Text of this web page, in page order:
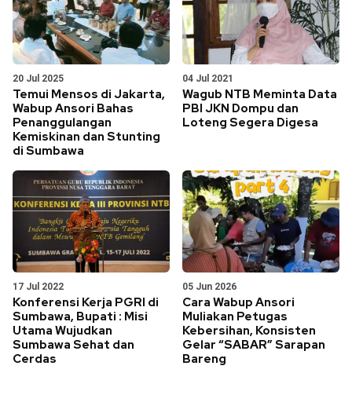
20 Jul 2025
Temui Mensos di Jakarta,
Wabup Ansori Bahas
Penanggulangan
Kemiskinan dan Stunting
di Sumbawa
04 Jul 2021
Wagub NTB Meminta Data
PBI JKN Dompu dan
Loteng Segera Digesa
17 Jul 2022
Konferensi Kerja PGRI di
Sumbawa, Bupati : Misi
Utama Wujudkan
Sumbawa Sehat dan
Cerdas
05 Jun 2026
Cara Wabup Ansori
Muliakan Petugas
Kebersihan, Konsisten
Gelar “SABAR” Sarapan
Bareng